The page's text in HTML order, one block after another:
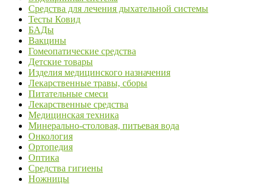
Средства для лечения дыхательной системы
Тесты Ковид
БАДы
Вакцины
Гомеопатические средства
Детские товары
Изделия медицинского назначения
Лекарственные травы, сборы
Питательные смеси
Лекарственные средства
Медицинская техника
Минерально-столовая, питьевая вода
Онкология
Ортопедия
Оптика
Средства гигиены
Ножницы